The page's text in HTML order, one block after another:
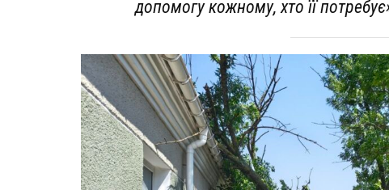
допомогу кожному, хто її